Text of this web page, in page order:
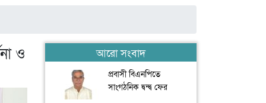
ও
আরো সংবাদ
প্রবাসী বিএনপিতে
সাংগঠনিক দ্বন্দ্ব ফের